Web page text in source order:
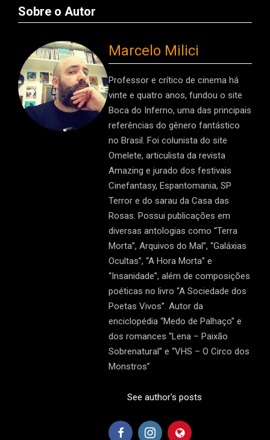
Sobre o Autor
Marcelo Milici
Professor e crítico de cinema há
vinte e quatro anos, fundou o site
Boca do Inferno, uma das principais
referências do gênero fantástico
no Brasil. Foi colunista do site
Omelete, articulista da revista
Amazing e jurado dos festivais
Cinefantasy, Espantomania, SP
Terror e do sarau da Casa das
Rosas. Possui publicações em
diversas antologias como “Terra
Morta”, Arquivos do Mal”, “Galáxias
Ocultas”, “A Hora Morta” e
“Insanidade”, além de composições
poéticas no livro “A Sociedade dos
Poetas Vivos”. Autor da
enciclopédia “Medo de Palhaço” e
dos romances “Lena – Paixão
Sobrenatural” e “VHS – O Circo dos
Monstros”
See author's posts